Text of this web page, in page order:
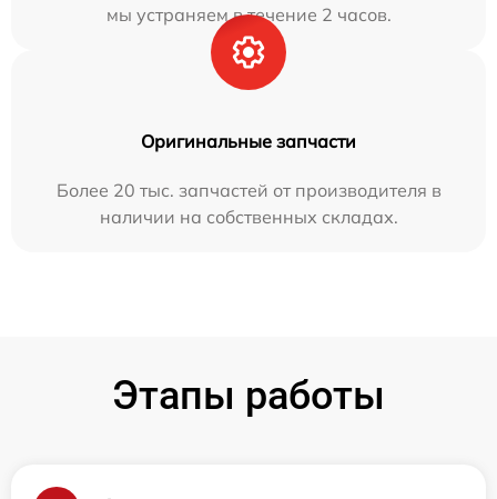
мы устраняем в течение 2 часов.
Оригинальные запчасти
Более 20 тыс. запчастей от производителя в
наличии на собственных складах.
Этапы работы